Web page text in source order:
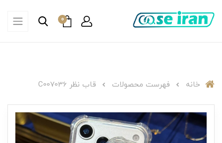
0
خانه فهرست محصولات قاب نظر C007036